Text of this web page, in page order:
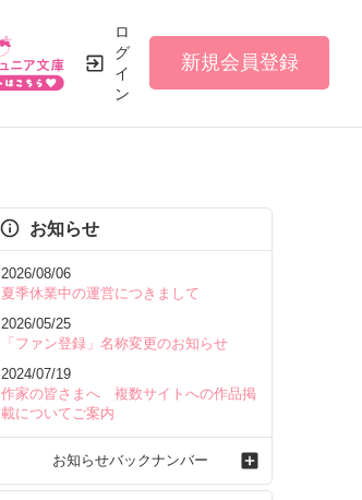
ロ
グ
イ
ン
新規会員登録
お知らせ
2026/08/06
夏季休業中の運営につきまして
2026/05/25
「ファン登録」名称変更のお知らせ
2024/07/19
作家の皆さまへ 複数サイトへの作品掲
載についてご案内
お知らせバックナンバー